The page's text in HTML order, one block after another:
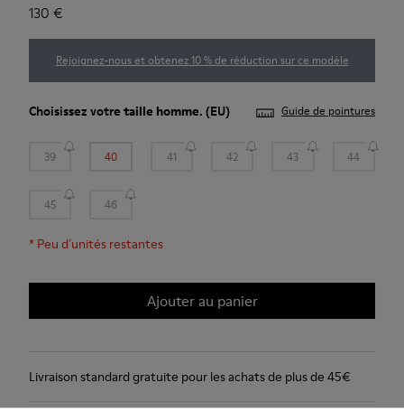
130 €
Rejoignez-nous et obtenez 10 % de réduction sur ce modèle
Choisissez votre taille homme. (EU) Guide de pointures
39 40 41 42 43 44
45 46
* Peu d’unités restantes
Ajouter au panier
Livraison standard gratuite pour les achats de plus de 45€